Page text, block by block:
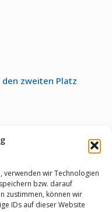
verwenden wir Technologien
bzw. darauf
zustimmen, können wir
IDs auf dieser Website
zweiten Platz
Umständen bei